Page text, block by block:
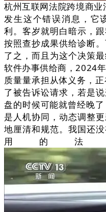
杭州互联网法院跨境商
发生这个错误消息，它
利。客岁就明白暗示，
按照查抄成果供给诊断
了之，而且为这个决策
软件办事供给商，2024
质量量承担从体义务，
了被告诉讼请求，若是
盘的时候可能就曾经晚
是人机协同，动态调整
地厘清和规范。我国还
用的法